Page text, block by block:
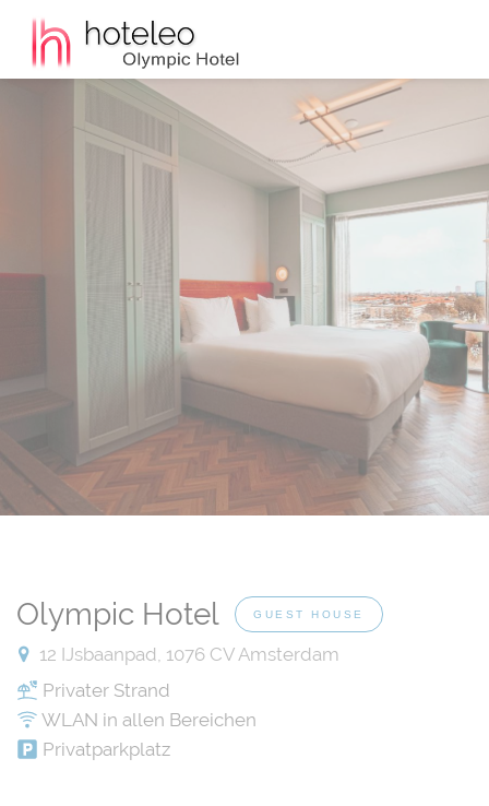
Olympic Hotel GUEST HOUSE
12 IJsbaanpad, 1076 CV Amsterdam
Privater Strand
WLAN in allen Bereichen
Privatparkplatz